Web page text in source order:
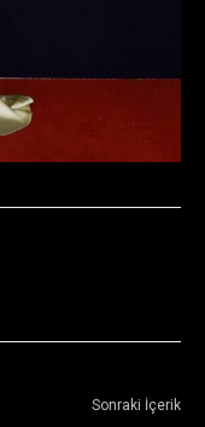
Sonraki İçerik